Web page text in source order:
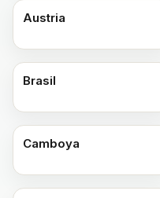
Austria
Brasil
Camboya